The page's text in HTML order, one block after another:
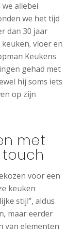
allebei
we het tijd
dan 30 jaar
vloer en
Keukens
gehad met
hij soms iets
op zijn
met
voor een
keuken
stijl”, aldus
maar eerder
van elementen